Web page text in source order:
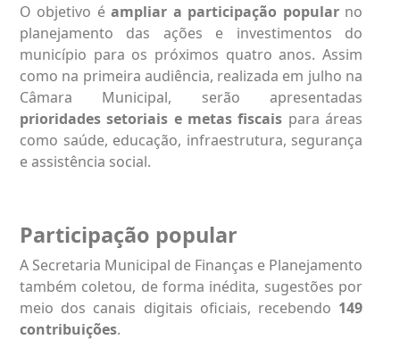
O objetivo éampliar a participação popularno
planejamento das ações e investimentos do
município para os próximos quatro anos. Assim
como na primeira audiência, realizada em julho na
Câmara Municipal, serão apresentadas
prioridades setoriais e metas fiscais para áreas
como saúde, educação, infraestrutura, segurança
e assistência social.
Participação popular
A Secretaria Municipal de Finanças e Planejamento
também coletou, de forma inédita, sugestões por
meio dos canais digitais oficiais, recebendo 149
contribuições.